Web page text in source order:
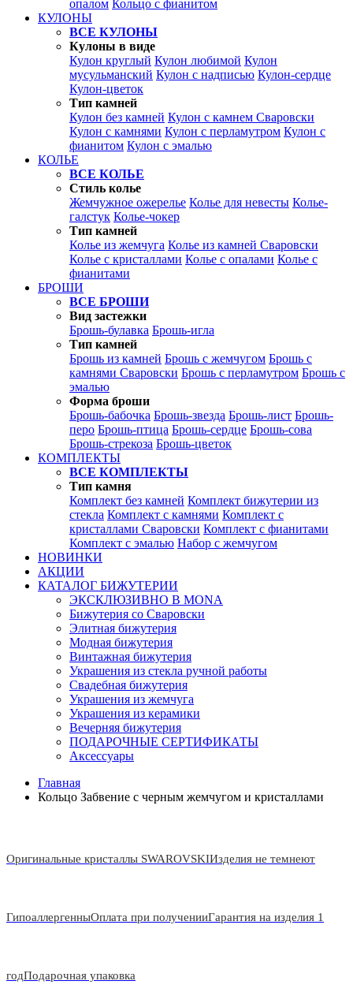
опалом Кольцо с фианитом
КУЛОНЫ
ВСЕ КУЛОНЫ
Кулоны в виде
Кулон круглый Кулон любимой Кулон
мусульманский Кулон с надписью Кулон-сердце
Кулон-цветок
Тип камней
Кулон без камней Кулон с камнем Сваровски
Кулон с камнями Кулон с перламутром Кулон с
фианитом Кулон с эмалью
КОЛЬЕ
ВСЕ КОЛЬЕ
Стиль колье
Жемчужное ожерелье Колье для невесты Колье-
галстук Колье-чокер
Тип камней
Колье из жемчуга Колье из камней Сваровски
Колье с кристаллами Колье с опалами Колье с
фианитами
БРОШИ
ВСЕ БРОШИ
Вид застежки
Брошь-булавка Брошь-игла
Тип камней
Брошь из камней Брошь с жемчугом Брошь с
камнями Сваровски Брошь с перламутром Брошь с
эмалью
Форма броши
Брошь-бабочка Брошь-звезда Брошь-лист Брошь-
перо Брошь-птица Брошь-сердце Брошь-сова
Брошь-стрекоза Брошь-цветок
КОМПЛЕКТЫ
ВСЕ КОМПЛЕКТЫ
Тип камня
Комплект без камней Комплект бижутерии из
стекла Комплект с камнями Комплект с
кристаллами Сваровски Комплект с фианитами
Комплект с эмалью Набор с жемчугом
НОВИНКИ
АКЦИИ
КАТАЛОГ БИЖУТЕРИИ
ЭКСКЛЮЗИВНО В MONA
Бижутерия со Сваровски
Элитная бижутерия
Модная бижутерия
Винтажная бижутерия
Украшения из стекла ручной работы
Свадебная бижутерия
Украшения из жемчуга
Украшения из керамики
Вечерняя бижутерия
ПОДАРОЧНЫЕ СЕРТИФИКАТЫ
Аксессуары
Главная
Кольцо Забвение с черным жемчугом и кристаллами
Оригинальные кристаллы SWAROVSKIИзделия не темнеют
ГипоаллергенныОплата при полученииГарантия на изделия 1
годПодарочная упаковка